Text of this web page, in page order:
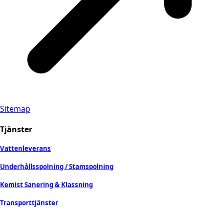
Sitemap
Tjänster
Vattenleverans
Underhållsspolning / Stamspolning
Kemist Sanering & Klassning
Transporttjänster